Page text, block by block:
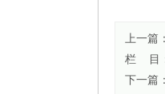
上一篇：
栏 目
下一篇：